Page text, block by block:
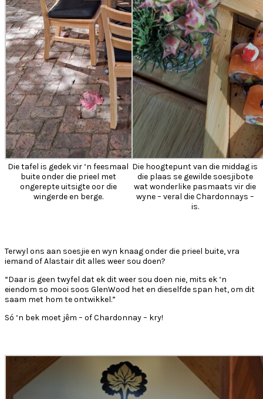
Die tafel is gedek vir ‘n feesmaal
buite onder die prieel met
ongerepte uitsigte oor die
wingerde en berge.
Die hoogtepunt van die middag is
die plaas se gewilde soesjibote
wat wonderlike pasmaats vir die
wyne – veral die Chardonnays –
is.
Terwyl ons aan soesjie en wyn knaag onder die prieel buite, vra
iemand of Alastair dit alles weer sou doen?
“Daar is geen twyfel dat ek dit weer sou doen nie, mits ek ‘n
eiendom so mooi soos GlenWood het en dieselfde span het, om dit
saam met hom te ontwikkel.”
Só ‘n bek moet jêm – of Chardonnay – kry!